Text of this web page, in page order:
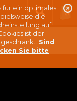
für ein optimales
die
auf
ist der
Sind
Sie bitte